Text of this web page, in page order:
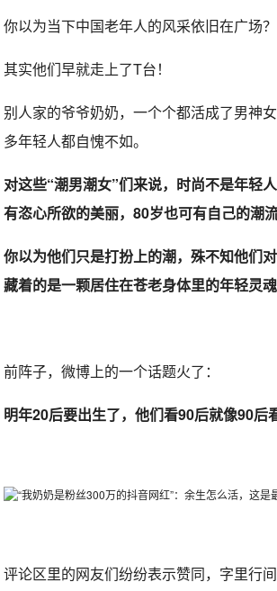
你以为当下中国老年人的风采依旧在广场？
其实他们早就走上了T台！
别人家的爷爷奶奶，一个个都活成了男神
多年轻人都自愧不如。
对这些“潮男潮女”们来说，时尚不是年轻
有恣心所欲的美丽，80岁也可有自己的潮流
你以为他们只是打扮上的潮，殊不知他们对
藏着的是一颗居住在苍老身体里的年轻灵魂
前阵子，微博上的一个话题火了：
明年20后要出生了，他们看90后就像90后
评论区里的网友们纷纷表示赞同，字里行